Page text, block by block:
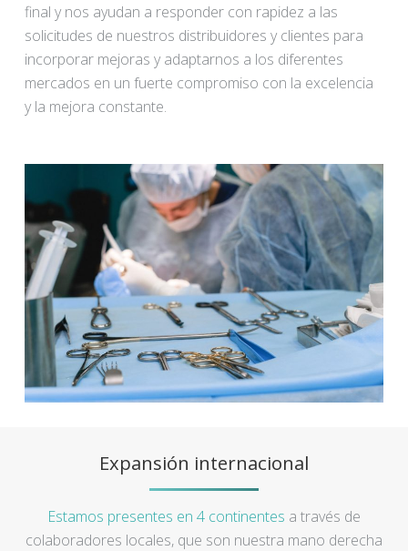
final y nos ayudan a responder con rapidez a las
solicitudes de nuestros distribuidores y clientes para
incorporar mejoras y adaptarnos a los diferentes
mercados en un fuerte compromiso con la excelencia
y la mejora constante.
Expansión internacional
Estamos presentes en 4 continentes a través de
colaboradores locales, que son nuestra mano derecha